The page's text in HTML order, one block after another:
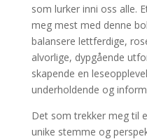
som lurker inni oss alle.
meg mest med denne
balansere lettferdige,
alvorlige, dypgående
skapende en
underholdende og
Det som trekker meg til
unike stemme og